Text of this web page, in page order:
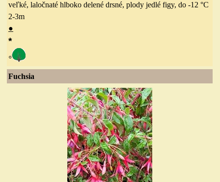
veľké, laločnaté hlboko delené drsné, plody jedlé figy, do -12 °C
2-3m
●
*
◦
Fuchsia